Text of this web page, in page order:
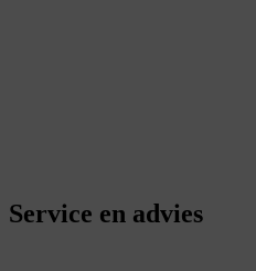
Service en advies